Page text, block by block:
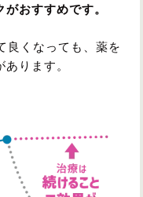
おすすめです。
良くなっても、薬を
ります。